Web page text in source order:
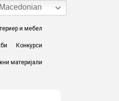
и мебел
Конкурси
материјали
Macedonian